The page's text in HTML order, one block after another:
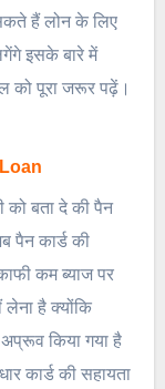
हैं लोन के लिए
इसके बारे में
को पूरा जरूर पढ़ें।
बता दे की पैन
पैन कार्ड की
कम ब्याज पर
है क्योंकि
किया गया है
कार्ड की सहायता